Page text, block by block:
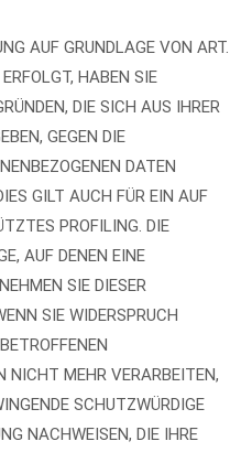
AUF GRUNDLAGE VON ART.
HABEN SIE
DIE SICH AUS IHRER
GEGEN DIE
DATEN
GILT AUCH FÜR EIN AUF
PROFILING. DIE
AUF DENEN EINE
SIE DIESER
SIE WIDERSPRUCH
NICHT MEHR VERARBEITEN,
SCHUTZWÜRDIGE
NACHWEISEN, DIE IHRE